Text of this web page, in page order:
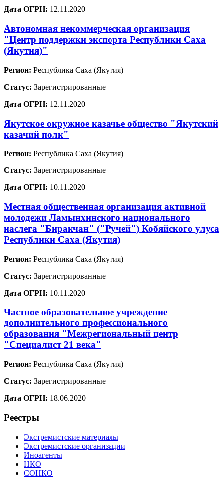
Дата ОГРН: 12.11.2020
Автономная некоммерческая организация
"Центр поддержки экспорта Республики Саха
(Якутия)"
Регион: Республика Саха (Якутия)
Статус: Зарегистрированные
Дата ОГРН: 12.11.2020
Якутское окружное казачье общество "Якутский
казачий полк"
Регион: Республика Саха (Якутия)
Статус: Зарегистрированные
Дата ОГРН: 10.11.2020
Местная общественная организация активной
молодежи Ламынхинского национального
наслега "Биракчан" ("Ручей") Кобяйского улуса
Республики Саха (Якутия)
Регион: Республика Саха (Якутия)
Статус: Зарегистрированные
Дата ОГРН: 10.11.2020
Частное образовательное учреждение
дополнительного профессионального
образования "Межрегиональный центр
"Специалист 21 века"
Регион: Республика Саха (Якутия)
Статус: Зарегистрированные
Дата ОГРН: 18.06.2020
Реестры
Экстремистские материалы
Экстремистские организации
Иноагенты
НКО
СОНКО